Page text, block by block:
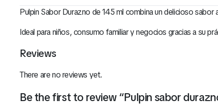
Pulpin Sabor Durazno de 145 ml combina un delicioso
Ideal para niños, consumo familiar y negocios gracias a su
Reviews
There are no reviews yet.
Be the first to review “Pulpin sabor